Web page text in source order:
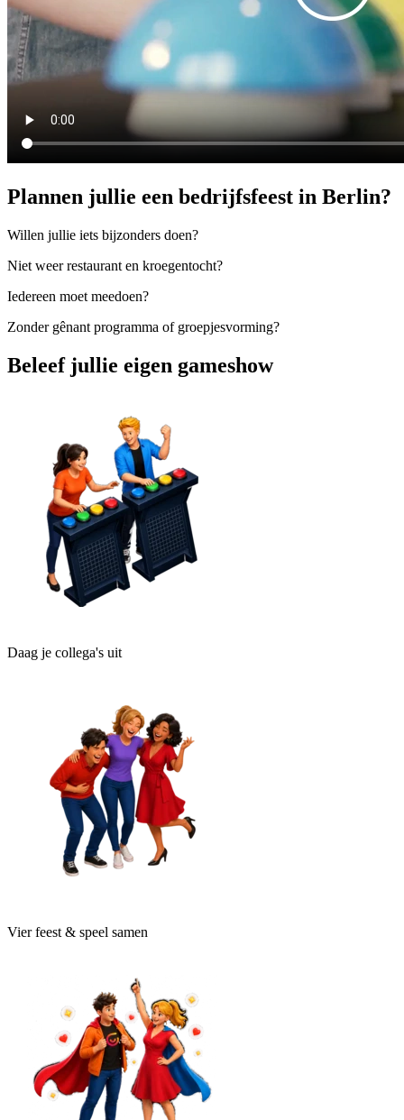
Plannen jullie een bedrijfsfeest in Berlin?
Willen jullie iets bijzonders doen?
Niet weer restaurant en kroegentocht?
Iedereen moet meedoen?
Zonder gênant programma of groepjesvorming?
Beleef jullie eigen gameshow
Daag je collega's uit
Vier feest & speel samen